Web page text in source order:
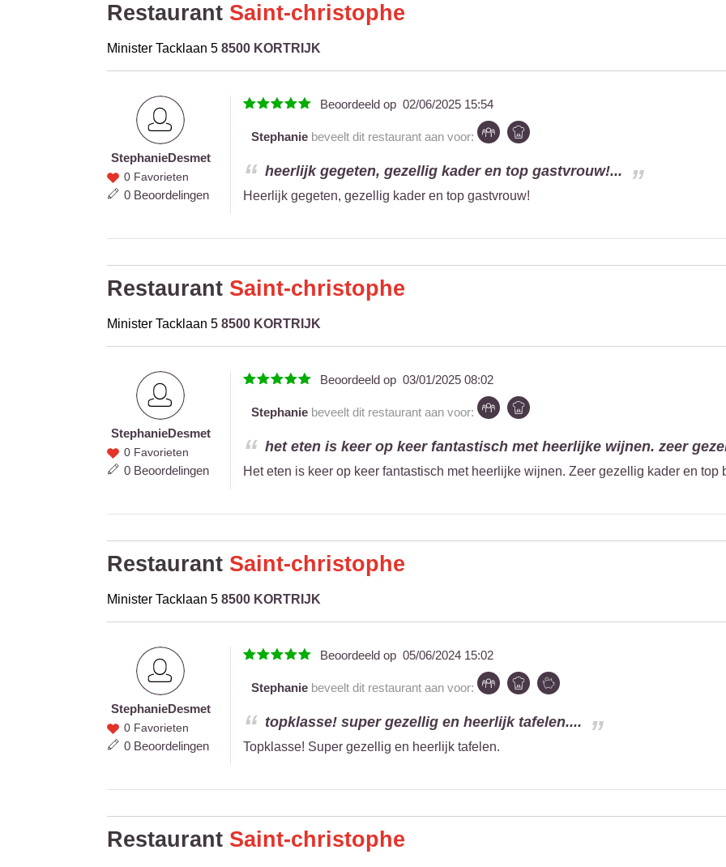
Restaurant Saint-christophe
Minister Tacklaan 5 8500 KORTRIJK
Stephanie
Desmet
StephanieDesmet
0 Favorieten
0 Beoordelingen
Beoordeeld op 02/06/2025 15:54
Stephanie beveelt dit restaurant aan voor:
heerlijk gegeten, gezellig kader en top gastvrouw!...
Heerlijk gegeten, gezellig kader en top gastvrouw!
Restaurant Saint-christophe
Minister Tacklaan 5 8500 KORTRIJK
Stephanie
Desmet
StephanieDesmet
0 Favorieten
0 Beoordelingen
Beoordeeld op 03/01/2025 08:02
Stephanie beveelt dit restaurant aan voor:
het eten is keer op keer fantastisch met heerlijke wijnen. zeer
Het eten is keer op keer fantastisch met heerlijke wijnen. Zeer gezellig kader en top
Restaurant Saint-christophe
Minister Tacklaan 5 8500 KORTRIJK
Stephanie
Desmet
StephanieDesmet
0 Favorieten
0 Beoordelingen
Beoordeeld op 05/06/2024 15:02
Stephanie beveelt dit restaurant aan voor:
topklasse! super gezellig en heerlijk tafelen....
Topklasse! Super gezellig en heerlijk tafelen.
Restaurant Saint-christophe